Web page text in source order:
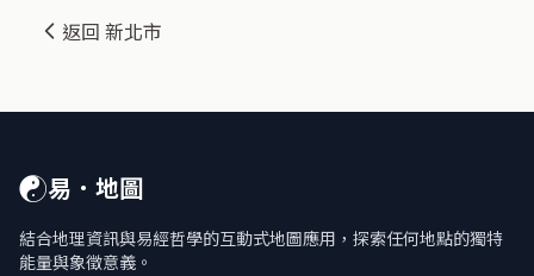
返回 新北市
☯易．地圖
結合地理資訊與易經哲學的互動式地圖應用，探索任何地點的獨特
能量與象徵意義。